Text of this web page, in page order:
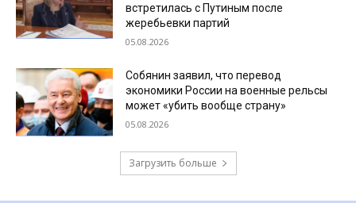
встретилась с Путиным после
жеребьевки партий
05.08.2026
Собянин заявил, что перевод
экономики России на военные рельсы
может «убить вообще страну»
05.08.2026
Загрузить больше